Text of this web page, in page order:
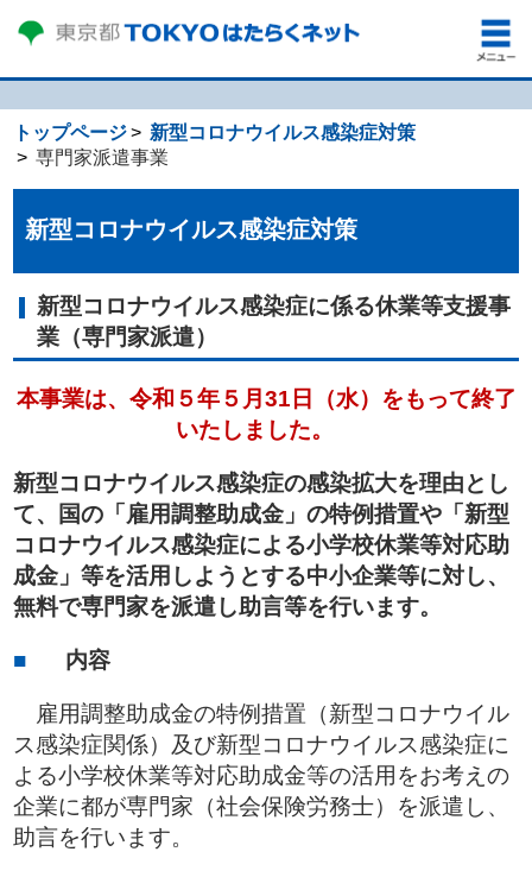
トップページ
新型コロナウイルス感染症対策
専門家派遣事業
新型コロナウイルス感染症対策
新型コロナウイルス感染症に係る休業等支援事
業（専門家派遣）
本事業は、令和５年５月31日（水）をもって終了
いたしました。
新型コロナウイルス感染症の感染拡大を理由とし
て、国の「雇用調整助成金」の特例措置や「新型
コロナウイルス感染症による小学校休業等対応助
成金」等を活用しようとする中小企業等に対し、
無料で専門家を派遣し助言等を行います。
内容
雇用調整助成金の特例措置（新型コロナウイル
ス感染症関係）及び新型コロナウイルス感染症に
よる小学校休業等対応助成金等の活用をお考えの
企業に都が専門家（社会保険労務士）を派遣し、
助言を行います。